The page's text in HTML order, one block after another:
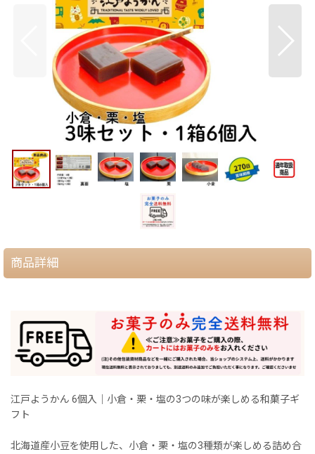
商品詳細
江戸ようかん 6個入｜小倉・栗・塩の3つの味が楽しめる和菓子ギ
フト
北海道産小豆を使用した、小倉・栗・塩の3種類が楽しめる詰め合